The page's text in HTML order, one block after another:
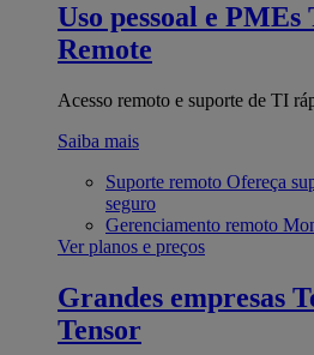
Uso pessoal e PMEs
Remote
Acesso remoto e suporte de TI
Saiba mais
Suporte remoto Ofereça
seguro
Gerenciamento remoto
Ver planos e preços
Grandes empresas
Tensor